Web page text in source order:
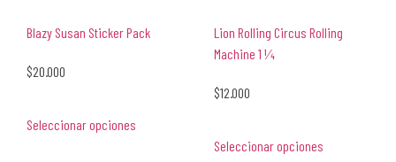
Blazy Susan Sticker Pack
$20.000
Seleccionar opciones
Lion Rolling Circus Rolling
Machine 1 1⁄4
$12.000
Seleccionar opciones